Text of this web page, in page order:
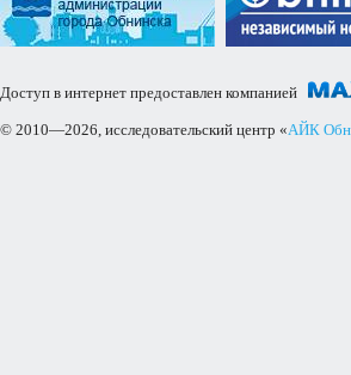
Доступ в интернет предоставлен компанией
© 2010—2026, исследовательский центр «АЙК